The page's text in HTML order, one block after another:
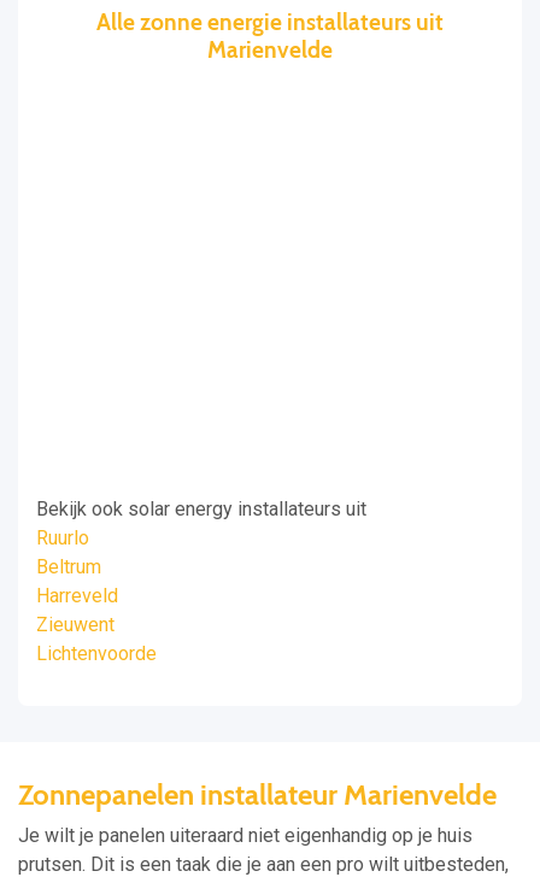
Alle zonne energie installateurs uit
Marienvelde
Bekijk ook solar energy installateurs uit
Ruurlo
Beltrum
Harreveld
Zieuwent
Lichtenvoorde
Zonnepanelen installateur Marienvelde
Je wilt je panelen uiteraard niet eigenhandig op je huis
prutsen. Dit is een taak die je aan een pro wilt uitbesteden,